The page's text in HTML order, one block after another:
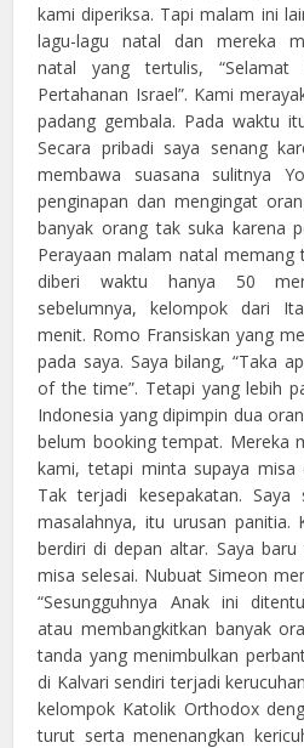
kami diperiksa. Tapi malam ini
lagu-lagu natal dan mereka
natal yang tertulis,
Pertahanan Israel”. Kami
padang gembala. Pada waktu
Secara pribadi saya senang
membawa suasana sulitnya
penginapan dan mengingat
banyak orang tak suka karena
Perayaan malam natal memang
diberi waktu hanya 50
sebelumnya, kelompok dari
menit. Romo Fransiskan yang
pada saya. Saya bilang, “Taka
of the time”. Tetapi yang lebih
Indonesia yang dipimpin dua
belum booking tempat. Mereka
kami, tetapi minta supaya misa
Tak terjadi kesepakatan.
masalahnya, itu urusan panitia.
berdiri di depan altar. Saya
misa selesai. Nubuat Simeon
“Sesungguhnya Anak ini
atau membangkitkan banyak
tanda yang menimbulkan
di Kalvari sendiri terjadi
kelompok Katolik Orthodox
turut serta menenangkan